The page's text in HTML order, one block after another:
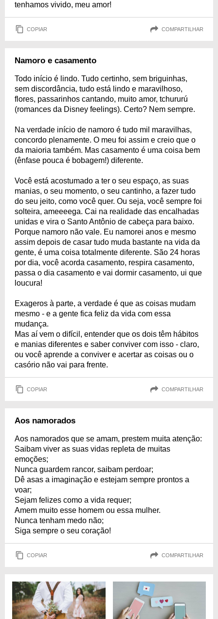
tenhamos vivido, meu amor!
COPIAR COMPARTILHAR
Namoro e casamento
Todo início é lindo. Tudo certinho, sem briguinhas,
sem discordância, tudo está lindo e maravilhoso,
flores, passarinhos cantando, muito amor, tchururú
(romances da Disney feelings). Certo? Nem sempre.
Na verdade início de namoro é tudo mil maravilhas,
concordo plenamente. O meu foi assim e creio que o
da maioria também. Mas casamento é uma coisa bem
(ênfase pouca é bobagem!) diferente.
Você está acostumado a ter o seu espaço, as suas
manias, o seu momento, o seu cantinho, a fazer tudo
do seu jeito, como você quer. Ou seja, você sempre foi
solteira, ameeeega. Cai na realidade das encalhadas
unidas e vira o Santo Antônio de cabeça para baixo.
Porque namoro não vale. Eu namorei anos e mesmo
assim depois de casar tudo muda bastante na vida da
gente, é uma coisa totalmente diferente. São 24 horas
por dia, você acorda casamento, respira casamento,
passa o dia casamento e vai dormir casamento, ui que
loucura!
Exageros à parte, a verdade é que as coisas mudam
mesmo - e a gente fica feliz da vida com essa
mudança.
Mas aí vem o difícil, entender que os dois têm hábitos
e manias diferentes e saber conviver com isso - claro,
ou você aprende a conviver e acertar as coisas ou o
casório não vai para frente.
COPIAR COMPARTILHAR
Aos namorados
Aos namorados que se amam, prestem muita atenção:
Saibam viver as suas vidas repleta de muitas
emoções;
Nunca guardem rancor, saibam perdoar;
Dê asas a imaginação e estejam sempre prontos a
voar;
Sejam felizes como a vida requer;
Amem muito esse homem ou essa mulher.
Nunca tenham medo não;
Siga sempre o seu coração!
COPIAR COMPARTILHAR